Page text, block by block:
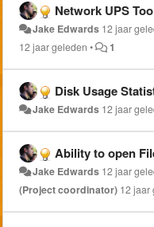
Network UPS
Jake Edwards 12 jaar
12 jaar geleden • 1
Disk Usage
Jake Edwards 12 jaar
Ability to open Files from the
Jake Edwards 12 jaar
(Project coordinator) 12 jaar